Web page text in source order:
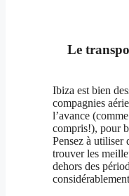
Le
Ibiza est bien
compagnies
l’avance
compris!), pour
Pensez à utiliser
trouver les
dehors des